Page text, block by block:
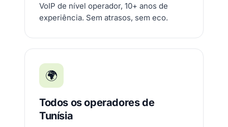
VoIP de nível operador, 10+ anos de
experiência. Sem atrasos, sem eco.
🌍
Todos os operadores de
Tunísia